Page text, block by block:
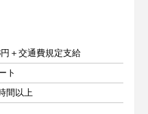
＋交通費規定支給
ト
間以上